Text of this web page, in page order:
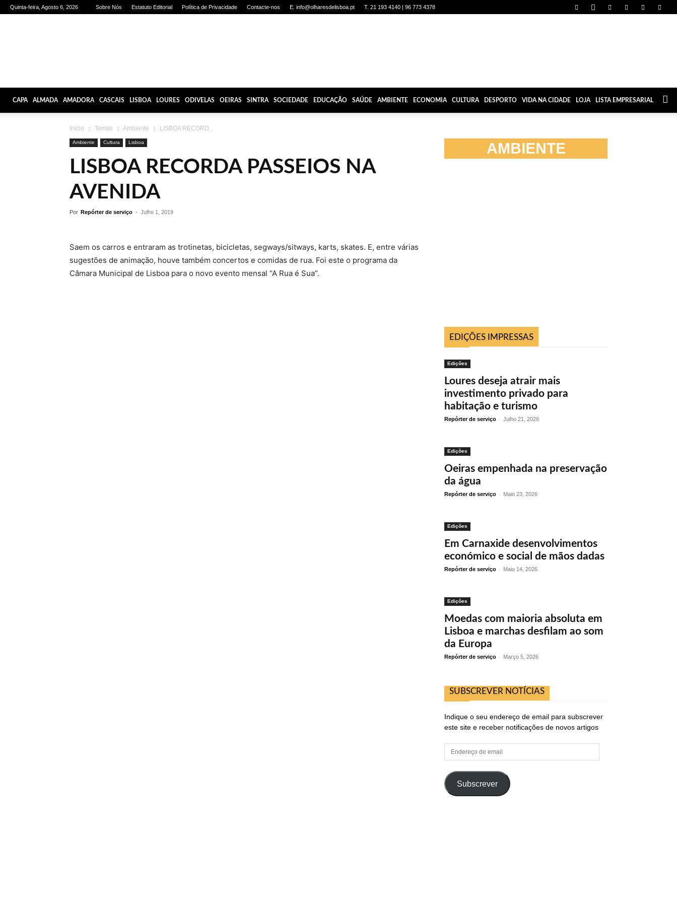
Quinta-feira, Agosto 6, 2026 Sobre Nós Estatuto Editorial Política de Privacidade Contacte-nos E. info@olharesdelisboa.pt T. 21 193 4140 | 96 773 4378
CAPA ALMADA AMADORA CASCAIS LISBOA LOURES ODIVELAS OEIRAS SINTRA SOCIEDADE EDUCAÇÃO SAÚDE AMBIENTE ECONOMIA CULTURA DESPORTO VIDA NA CIDADE LOJA LISTA EMPRESARIAL
Início Temas Ambiente LISBOA RECORD...
Ambiente Cultura Lisboa
LISBOA RECORDA PASSEIOS NA
AVENIDA
Por Repórter de serviço - Julho 1, 2019
Saem os carros e entraram as trotinetas, bicicletas, segways/sitways, karts, skates. E, entre várias
sugestões de animação, houve também concertos e comidas de rua. Foi este o programa da
Câmara Municipal de Lisboa para o novo evento mensal “A Rua é Sua”.
AMBIENTE
EDIÇÕES IMPRESSAS
Edições
Loures deseja atrair mais
investimento privado para
habitação e turismo
Repórter de serviço - Julho 21, 2026
Edições
Oeiras empenhada na preservação
da água
Repórter de serviço - Maio 23, 2026
Edições
Em Carnaxide desenvolvimentos
económico e social de mãos dadas
Repórter de serviço - Maio 14, 2026
Edições
Moedas com maioria absoluta em
Lisboa e marchas desfilam ao som
da Europa
Repórter de serviço - Março 5, 2026
SUBSCREVER NOTÍCIAS
Indique o seu endereço de email para subscrever
este site e receber notificações de novos artigos
Endereço
de
Subscrever